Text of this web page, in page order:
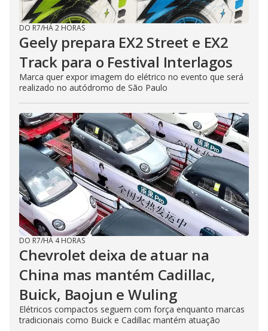
DO R7/HÁ 2 HORAS
Geely prepara EX2 Street e EX2
Track para o Festival Interlagos
Marca quer expor imagem do elétrico no evento que será
realizado no autódromo de São Paulo
DO R7/HÁ 4 HORAS
Chevrolet deixa de atuar na
China mas mantém Cadillac,
Buick, Baojun e Wuling
Elétricos compactos seguem com força enquanto marcas
tradicionais como Buick e Cadillac mantém atuação